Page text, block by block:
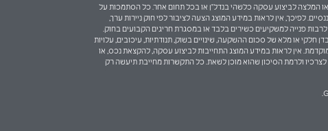
או המלצה לביצוע עסקה כלשהי בנדל"ן או בכל תחום אחר. כל הסתמכות על
לפיכך, אין לראות במידע המוצג הצעה לציבור לפי חוק ניירות ערך,
לרבות פנייה למשקיעים כשירים בלבד או במסגרת חריגים הקבועים בחוק.
חלקי או מלא של סכום ההשקעה, שינויים בשוק, תנודתיות, עיכובים, עלויות
אין לראות במידע המוצג התחייבות לביצוע עסקה, להקצאת נכס, או
ולרמת הסיכון שהוא מוכן לשאת. כל התקשרות מחייבת תיעשה רק